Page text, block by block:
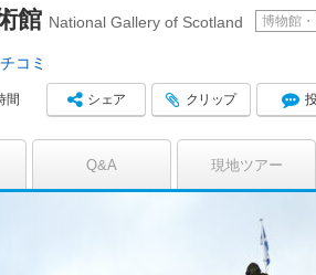
館 National Gallery of Scotland 博物館
コミ
間 シェア クリップ
Q&A 現地ツアー